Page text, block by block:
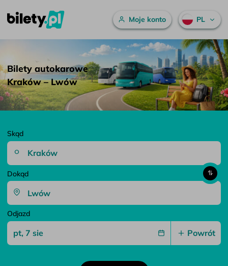
Przejdź do treści
Bilety autokarowe Kraków – Lwów – bilety.pl
Menu główne
Moje konto PL
Bilety autokarowe
Kraków – Lwów
Skąd
Dokąd
Odjazd
Powrót